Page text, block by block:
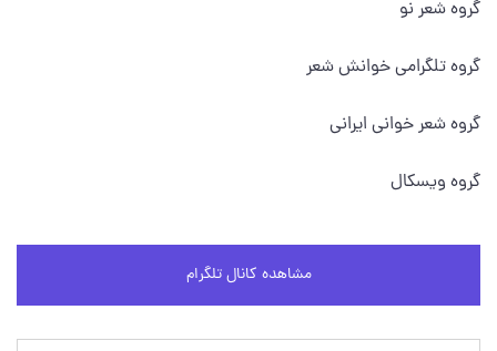
گروه شعر نو
گروه تلگرامی خوانش شعر
گروه شعر خوانی ایرانی
گروه ویسکال
مشاهده کانال تلگرام